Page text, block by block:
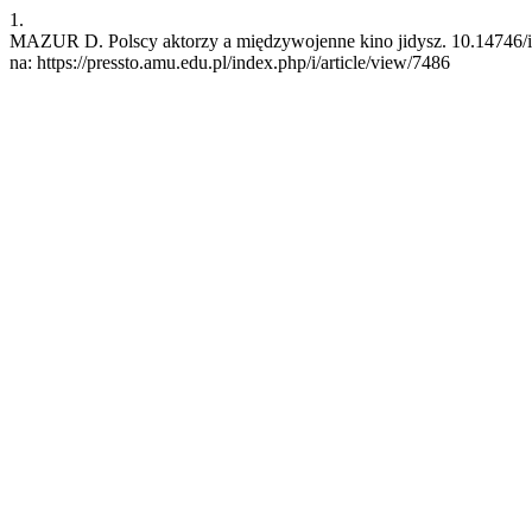
1.
MAZUR D. Polscy aktorzy a międzywojenne kino jidysz.
na: https://pressto.amu.edu.pl/index.php/i/article/view/7486